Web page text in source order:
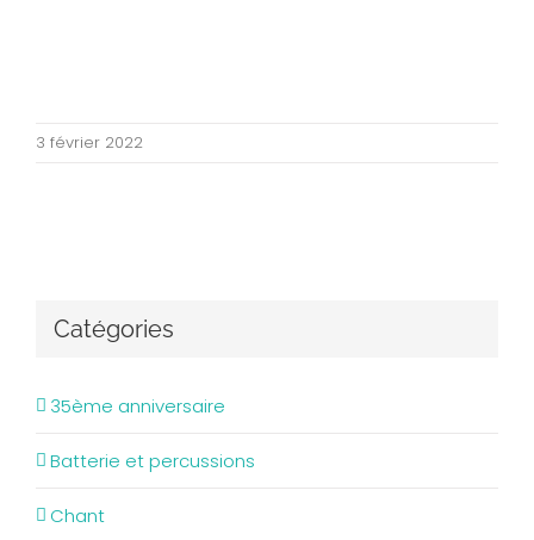
3 février 2022
Catégories
35ème anniversaire
Batterie et percussions
Chant